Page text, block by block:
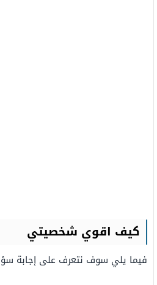
كيف اقوي شخصيتي
فيما يلي سوف نتعرف على إجابة